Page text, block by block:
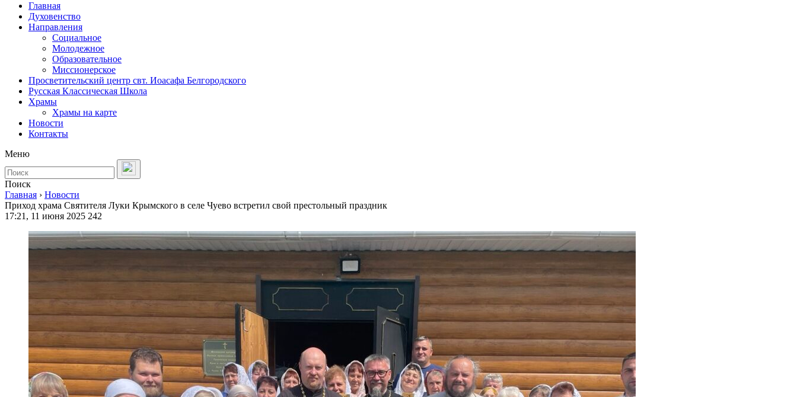
Главная
Духовенство
Направления
Социальное
Молодежное
Образовательное
Миссионерское
Просветительский центр свт. Иоасафа Белгородского
Русская Классическая Школа
Храмы
Храмы на карте
Новости
Контакты
Меню
Поиск
Главная › Новости
Приход храма Святителя Луки Крымского в селе Чуево встретил свой престольный праздник
17:21, 11 июня 2025 242